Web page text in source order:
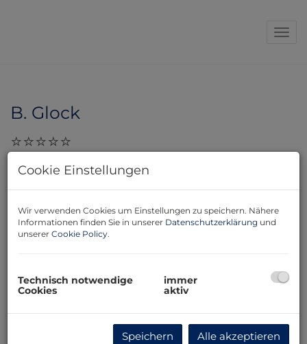
B. Glock
28.11.2023, 16:42
Äußerst engagierte, kompetente und zuverlässige
Beratung. Kann ich auf jeden Fall weiter empfehlen! B.
Glock
Cookie Einstellungen
Wir verwenden Cookies um Einstellungen zu speichern. Nähere
Informationen finden Sie in unserer Datenschutzerklärung und
unserer Cookie Policy.
Technisch notwendige
Cookies
immer
aktiv
Speichern Alle akzeptieren